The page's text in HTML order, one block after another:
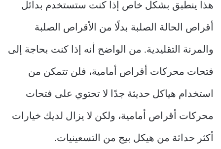
هذا ينطبق بشكل خاص إذا كنت ستستخدم بدائل
أقراص الحالة الصلبة بدلًا من الأقراص الصلبة
والمرنة التقليدية. من الواضح أنه إذا كنت بحاجة إلى
فتحات محركات أقراص أمامية، فلن تتمكن من
استخدام هياكل حديثة جدًا لا تحتوي على فتحات
محركات أقراص أمامية، ولكن لا يزال لديك خيارات
أكثر حداثة من هيكل بيج من التسعينيات.